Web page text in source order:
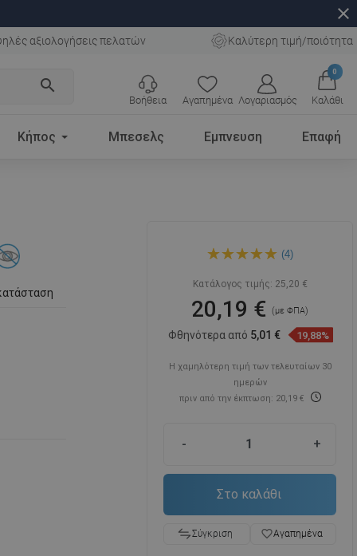
close
αξιολογήσεις πελατών Καλύτερη τιμή/ποιότητα
search
Αγαπημένα Λογαριασμός
0
Καλάθι
Βοήθεια
Κήπος Μπεσελς Εμπνευση Επαφή
τουαλέτας, χρώμιο -
(4)
Κατάλογος τιμής: 25,20 €
20,19 €(με ΦΠΑ)
Φθηνότερα από 5,01 € 19,88%
Η χαμηλότερη τιμή των τελευταίων 30
ημερών
πριν από την έκπτωση: 20,19 €
- +
Στο καλάθι
Σύγκριση favorite_borderΑγαπημένα